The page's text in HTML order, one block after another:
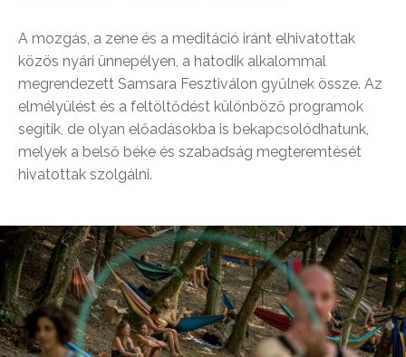
A mozgás, a zene és a meditáció iránt elhivatottak
közös nyári ünnepélyen, a hatodik alkalommal
megrendezett Samsara Fesztiválon gyűlnek össze. Az
elmélyülést és a feltöltődést különböző programok
segítik, de olyan előadásokba is bekapcsolódhatunk,
melyek a belső béke és szabadság megteremtését
hivatottak szolgálni.